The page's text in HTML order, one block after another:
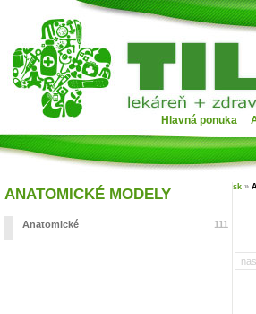
Hlavná ponuka
sk »
ANATOMICKÉ MODELY
Anatomické 111